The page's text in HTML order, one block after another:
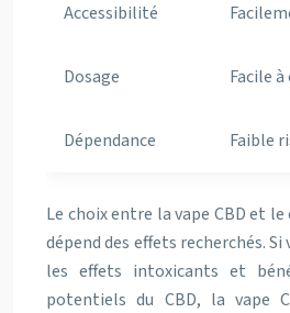
Accessibilité
Dosage Facile
Dépendance Faible
Le choix entre la vape CBD et
dépend des effets recherchés.
les effets intoxicants et
potentiels du CBD, la vape